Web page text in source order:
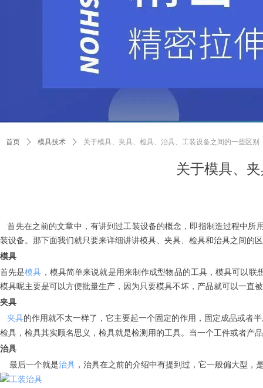
关于模具、
首页 ꄲ 模具技术 ꄲ 关于模具、夹具、检具、治具、工装设备之间的一些区别
首先在之前的文章中，有讲到过工装设备的概念，即指制造过程中所
装设备。那下面我们就只要来详细讲讲模具、夹具、检具和治具之间的
模具
首先是模具 ，模具简单来说就是用来制作成型物品的工具，模具可以
模具呢主要是可以方便批量生产，因为只要模具不坏，产品就可以一直
夹具
夹具的作用就不太一样了，它主要起一个固定的作用，固定成品或者
检具，检具其实顾名思义，检具就是检测用的工具。当一个工件或者产
治具
最后一个就是治具 ，治具在之前的介绍中有提到过，它一般偏大型